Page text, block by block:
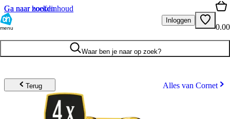
Ga naar hoofdinhoud
Ga naar zoeken
menu
Inloggen
0.00
Waar ben je naar op zoek?
Terug Alles van Cornet